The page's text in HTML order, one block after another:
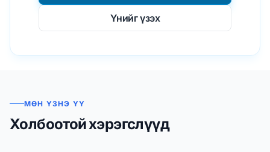
Үнийг үзэх
МӨН ҮЗНЭ ҮҮ
Холбоотой хэрэгслүүд